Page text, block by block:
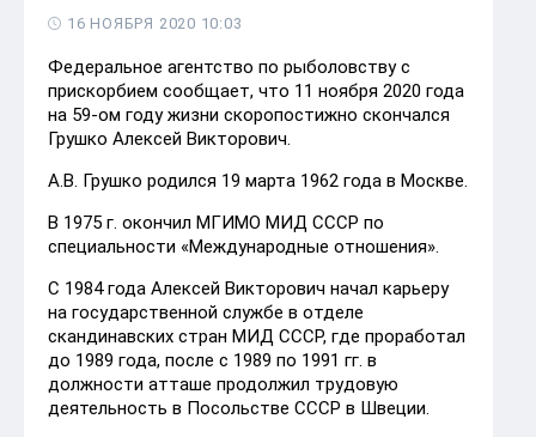
16 НОЯБРЯ 2020 10:03
Федеральное агентство по рыболовству с
прискорбием сообщает, что 11 ноября 2020 года
на 59-ом году жизни скоропостижно скончался
Грушко Алексей Викторович.
А.В. Грушко родился 19 марта 1962 года в Москве.
В 1975 г. окончил МГИМО МИД СССР по
специальности «Международные отношения».
С 1984 года Алексей Викторович начал карьеру
на государственной службе в отделе
скандинавских стран МИД СССР, где проработал
до 1989 года, после с 1989 по 1991 гг. в
должности атташе продолжил трудовую
деятельность в Посольстве СССР в Швеции.